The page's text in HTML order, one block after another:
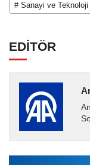
# Sanayi ve Teknoloji
EDİTÖR